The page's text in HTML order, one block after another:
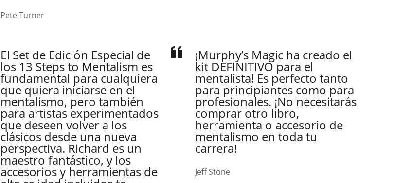
Pete Turner
El Set de Edición Especial de
los 13 Steps to Mentalism es
fundamental para cualquiera
que quiera iniciarse en el
mentalismo, pero también
para artistas experimentados
que deseen volver a los
clásicos desde una nueva
perspectiva. Richard es un
maestro fantástico, y los
accesorios y herramientas de
¡Murphy’s Magic ha creado el
kit DEFINITIVO para el
mentalista! Es perfecto tanto
para principiantes como para
profesionales. ¡No necesitarás
comprar otro libro,
herramienta o accesorio de
mentalismo en toda tu
carrera!
Jeff Stone